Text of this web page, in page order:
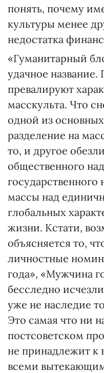
понять, почему
культуры менее
недостатка
«Гуманитарный
удачное название.
превалируют
масскульта. Что
одной из
разделение на
то, и другое
общественного
государственного
массы над
глобальных
жизни. Кстати,
объясняется то,
личностные
года», «Мужчина
бесследно
уже не наследие
Это самая что ни
постсоветском
не принадлежит к
всеми